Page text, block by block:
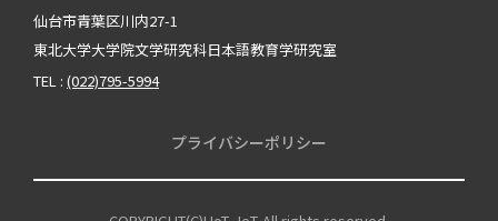
仙台市青葉区川内27-1
東北大学大学院文学研究科日本語教育学研究室
TEL : (022)795-5994
プライバシーポリシー